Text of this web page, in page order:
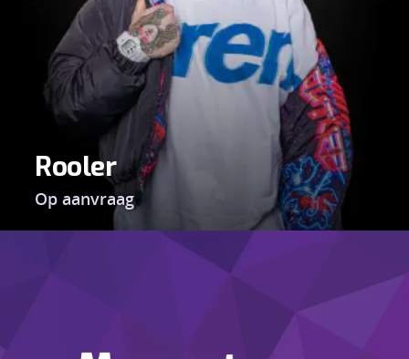
Rooler
Op aanvraag